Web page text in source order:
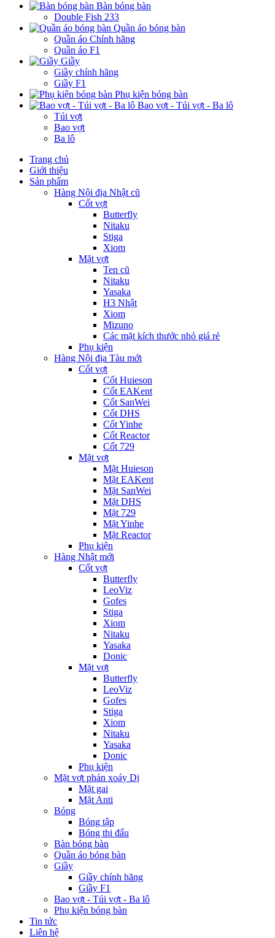
Bàn bóng bàn
Double Fish 233
Quần áo bóng bàn
Quần áo Chính hãng
Quần áo F1
Giầy
Giầy chính hãng
Giầy F1
Phụ kiện bóng bàn
Bao vợt - Túi vợt - Ba lô
Túi vợt
Bao vợt
Ba lô
Trang chủ
Giới thiệu
Sản phẩm
Hàng Nội địa Nhật cũ
Cốt vợt
Butterfly
Nitaku
Stiga
Xiom
Mặt vợt
Ten cũ
Nitaku
Yasaka
H3 Nhật
Xiom
Mizuno
Các mặt kích thước nhỏ giá rẻ
Phụ kiện
Hàng Nội địa Tàu mới
Cốt vợt
Cốt Huieson
Cốt EAKent
Cốt SanWei
Cốt DHS
Cốt Yinhe
Cốt Reactor
Cốt 729
Mặt vợt
Mặt Huieson
Mặt EAKent
Mặt SanWei
Mặt DHS
Mặt 729
Mặt Yinhe
Mặt Reactor
Phụ kiện
Hàng Nhật mới
Cốt vợt
Butterfly
LeoViz
Gofes
Stiga
Xiom
Nitaku
Yasaka
Donic
Mặt vợt
Butterfly
LeoViz
Gofes
Stiga
Xiom
Nitaku
Yasaka
Donic
Phụ kiện
Mặt vợt phản xoáy Dị
Mặt gai
Mặt Anti
Bóng
Bóng tập
Bóng thi đấu
Bàn bóng bàn
Quần áo bóng bàn
Giầy
Giầy chính hãng
Giầy F1
Bao vợt - Túi vợt - Ba lô
Phụ kiện bóng bàn
Tin tức
Liên hệ